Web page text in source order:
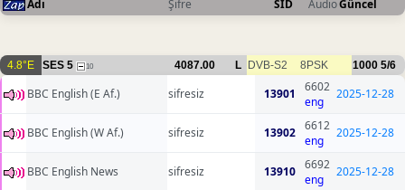
Adı Şifre SID AudioGüncel
4.8°E SES 5 10 4087.00 L DVB-S2 8PSK 1000 5/6
BBC English (E Af.) sifresiz 13901
6602
eng
2025-12-28
BBC English (W Af.) sifresiz 13902
6612
eng
2025-12-28
BBC English News sifresiz 13910
6692
eng
2025-12-28